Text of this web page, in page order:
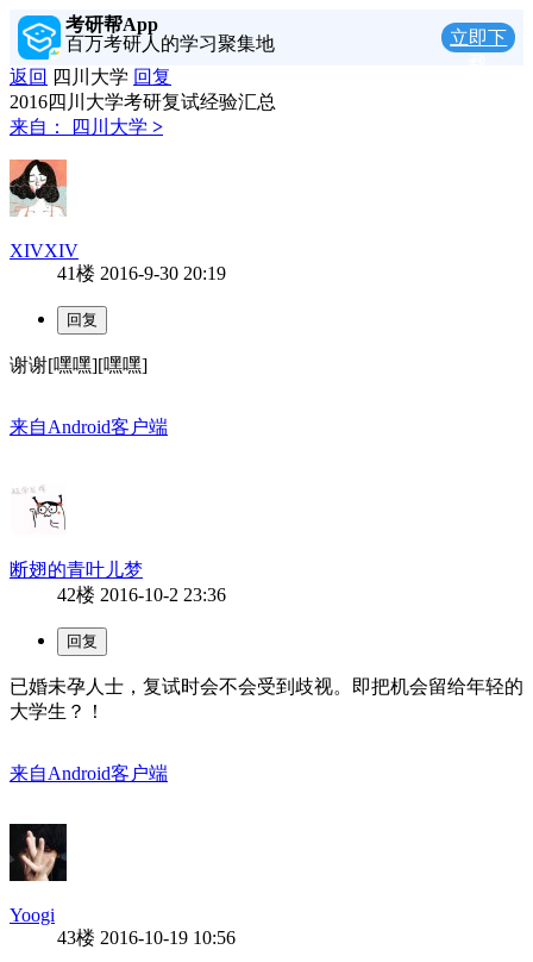
考研帮App
百万考研人的学习聚集地
立即下
返回 四川大学 回复
2016四川大学考研复试经验汇总
来自：
四川大学 >
XIVXIV
41楼 2016-9-30 20:19
谢谢[嘿嘿][嘿嘿]
来自Android客户端
断翅的青叶儿梦
42楼 2016-10-2 23:36
已婚未孕人士，复试时会不会受到歧视。即把机会留给年轻的
大学生？！
来自Android客户端
Yoogi
43楼 2016-10-19 10:56